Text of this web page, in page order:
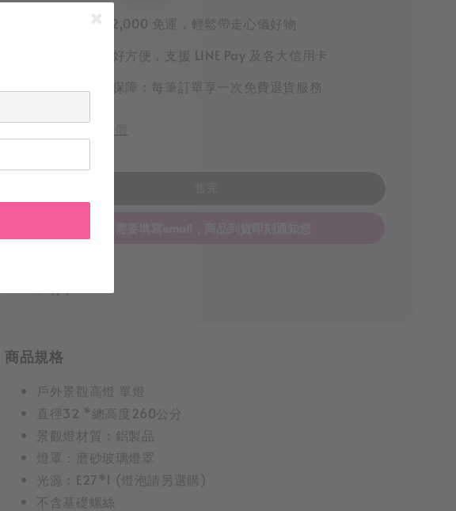
全館滿 $2,000 免運，輕鬆帶走心儀好物
多元支付好方便，支援 LINE Pay 及各大信用卡
安心購物保障：每筆訂單享一次免費退貨服務
總分:0-0
商品規格
戶外景觀高燈 單燈
直徑32 *總高度260公分
景觀燈材質：鋁製品
燈罩：磨砂玻璃燈罩
光源：E27*1 (燈泡請另選購)
不含基礎螺絲